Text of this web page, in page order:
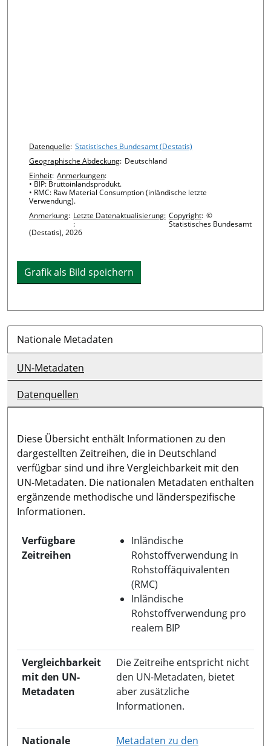
Chart details
Datenquelle: Statistisches Bundesamt (Destatis)
Geographische Abdeckung: Deutschland
Einheit: Anmerkungen:
• BIP: Bruttoinlandsprodukt.
• RMC: Raw Material Consumption (inländische letzte
Verwendung).
Anmerkung: Letzte Datenaktualisierung:
:
Copyright: ©
Statistisches Bundesamt
(Destatis), 2026
Grafik als Bild speichern
Nationale Metadaten
UN-Metadaten
Datenquellen
Diese Übersicht enthält Informationen zu den
dargestellten Zeitreihen, die in Deutschland
verfügbar sind und ihre Vergleichbarkeit mit den
UN-Metadaten. Die nationalen Metadaten enthalten
ergänzende methodische und länderspezifische
Informationen.
Verfügbare
Zeitreihen
Inländische
Rohstoffverwendung in
Rohstoffäquivalenten
(RMC)
Inländische
Rohstoffverwendung pro
realem BIP
Vergleichbarkeit
mit den UN-
Metadaten
Die Zeitreihe entspricht nicht
den UN-Metadaten, bietet
aber zusätzliche
Informationen.
Nationale Metadaten zu den